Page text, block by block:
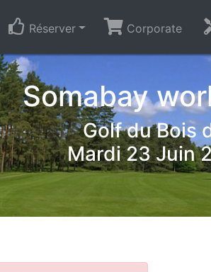
Réserver Corporate
Somabay
Golf du Bois
Mardi 23 Juin